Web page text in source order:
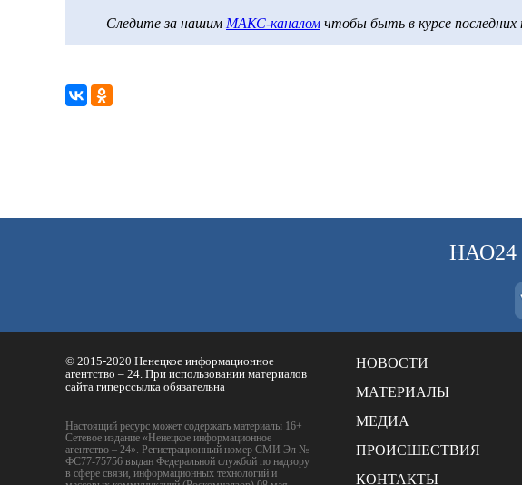
Следите за нашим МАКС-каналом чтобы быть в курсе последних
© 2015-2020 Ненецкое информационное
агентство – 24. При использовании материалов
сайта гиперссылка обязательна
Настоящий ресурс может содержать материалы 16+
Сетевое издание «Ненецкое информационное
агентство – 24». Регистрационный номер СМИ Эл №
ФС77-75756 выдан Федеральной службой по надзору
в сфере связи, информационных технологий и
НОВОСТИ
МАТЕРИАЛЫ
МЕДИА
ПРОИСШЕСТВИЯ
КОНТАКТЫ